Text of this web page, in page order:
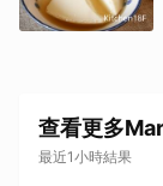
查看更多
最近1小時結果